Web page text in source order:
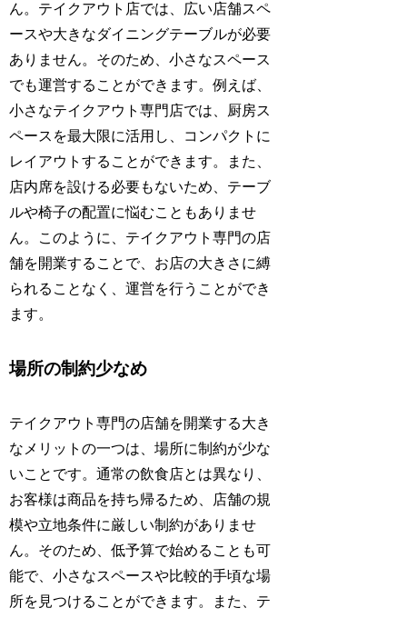
ん。テイクアウト店では、広い店舗スペ
ースや大きなダイニングテーブルが必要
ありません。そのため、小さなスペース
でも運営することができます。例えば、
小さなテイクアウト専門店では、厨房ス
ペースを最大限に活用し、コンパクトに
レイアウトすることができます。また、
店内席を設ける必要もないため、テーブ
ルや椅子の配置に悩むこともありませ
ん。このように、テイクアウト専門の店
舗を開業することで、お店の大きさに縛
られることなく、運営を行うことができ
ます。
場所の制約少なめ
テイクアウト専門の店舗を開業する大き
なメリットの一つは、場所に制約が少な
いことです。通常の飲食店とは異なり、
お客様は商品を持ち帰るため、店舗の規
模や立地条件に厳しい制約がありませ
ん。そのため、低予算で始めることも可
能で、小さなスペースや比較的手頃な場
所を見つけることができます。また、テ